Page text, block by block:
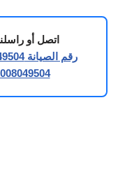
اتصل أو
رقم الصيانة 01008049504